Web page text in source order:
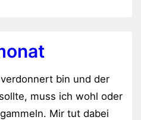
bin und der
muss ich wohl oder
Mir tut dabei